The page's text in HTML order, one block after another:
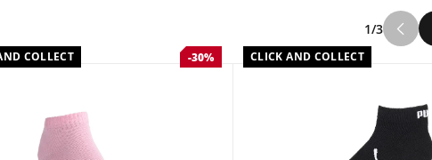
1/3
COLLECT -30% CLICK AND COLLECT